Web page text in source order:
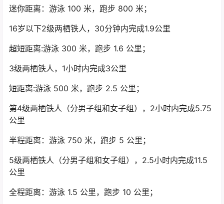
迷你距离：游泳 100 米，跑步 800 米；
16岁以下2级两栖铁人，30分钟内完成1.9公里
超短距离:游泳 300 米，跑步 1.6 公里；
3级两栖铁人，1小时内完成3公里
短距离:游泳 500 米，跑步 2.5 公里；
第4级两栖铁人（分男子组和女子组），2小时内完成5.75
公里
半程距离：游泳 750 米，跑步 5 公里；
5级两栖铁人（分男子组和女子组），2.5小时内完成11.5
公里
全程距离：游泳 1.5 公里，跑步 10 公里；